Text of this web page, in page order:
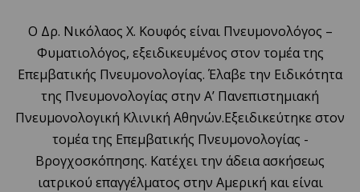
Ο Δρ. Νικόλαος Χ. Κουφός είναι Πνευμονολόγος –
Φυματιολόγος, εξειδικευμένος στον τομέα της
Επεμβατικής Πνευμονολογίας. Έλαβε την Ειδικότητα
της Πνευμονολογίας στην Α’ Πανεπιστημιακή
Πνευμονολογική Κλινική Αθηνών.Εξειδικεύτηκε στον
τομέα της Επεμβατικής Πνευμονολογίας -
Βρογχοσκόπησης. Κατέχει την άδεια ασκήσεως
ιατρικού επαγγέλματος στην Αμερική και είναι